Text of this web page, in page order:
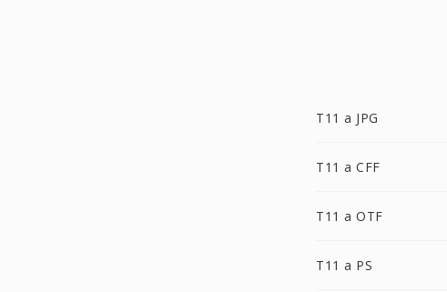
T11 a JPG
T11 a CFF
T11 a OTF
T11 a PS